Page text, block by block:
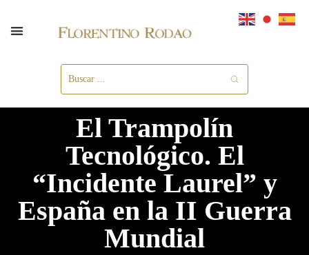
El Trampolín
Tecnológico. El
“Incidente Laurel” y
España en la II Guerra
Mundial